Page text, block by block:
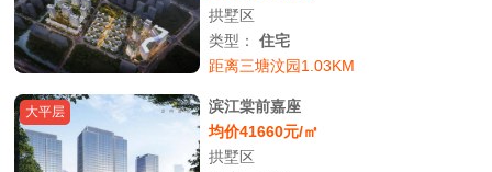
拱墅区
类型：住宅
距离三塘汶园1.03KM
大平层
滨江棠前嘉座
均价41660元/㎡
拱墅区